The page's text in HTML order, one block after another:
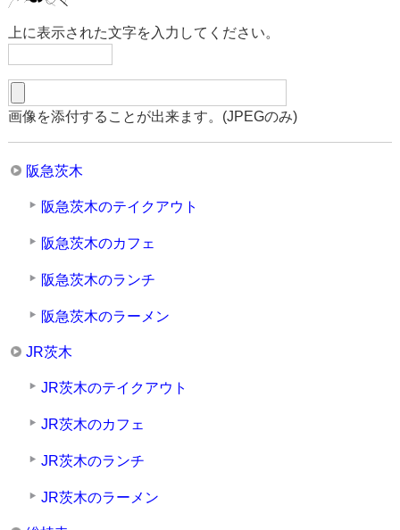
上に表示された文字を入力してください。
画像を添付することが出来ます。(JPEGのみ)
阪急茨木
阪急茨木のテイクアウト
阪急茨木のカフェ
阪急茨木のランチ
阪急茨木のラーメン
JR茨木
JR茨木のテイクアウト
JR茨木のカフェ
JR茨木のランチ
JR茨木のラーメン